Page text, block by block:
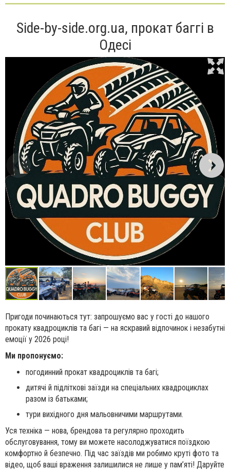
Side-by-side.org.ua, прокат баггі в
Одесі
Пригоди починаються тут: запрошуємо вас у гості до нашого
прокату квадроциклів та багі — на яскравий відпочинок і незабутні
емоції у 2026 році!
Ми пропонуємо:
погодинний прокат квадроциклів та багі;
дитячі й підліткові заїзди на спеціальних квадроциклах
разом із батьками;
тури вихідного дня мальовничими маршрутами.
Уся техніка — нова, брендова та регулярно проходить
обслуговування, тому ви можете насолоджуватися поїздкою
комфортно й безпечно. Під час заїздів ми робимо круті фото та
відео, щоб ваші враження залишилися не лише у пам’яті! Даруйте